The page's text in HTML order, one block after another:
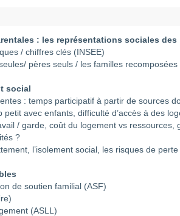
: les représentations sociales
/ chiffres clés (INSEE)
pères seuls / les familles
social
: temps participatif à partir de sources
avec enfants, difficulté d’accès à des
/ garde, coût du logement vs ressources,
?
l’isolement social, les risques de
de soutien familial (ASF)
(ASLL)